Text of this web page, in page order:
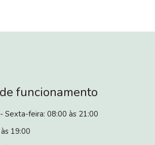
funcionamento
Sexta-feira: 08:00 às 21:00
19:00